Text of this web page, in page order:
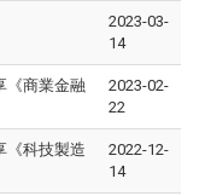
2023-03-
14
《商業金融
2023-02-
22
《科技製造
2022-12-
14